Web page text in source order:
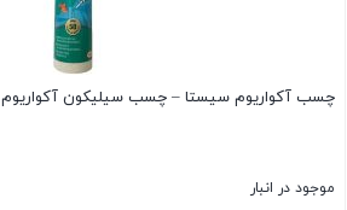
چسب آکواریوم سیستا – چسب سیلیکون آکواریوم Sista 280ml
موجود در انبار